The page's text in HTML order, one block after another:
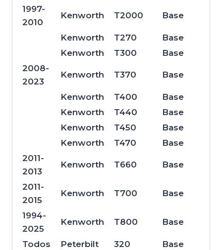
1997-
2010
Kenworth T2000 Base
Kenworth T270
Base
Kenworth
T300
Base
2008-
2023
Kenworth T370 Base
Kenworth T400
Base
Kenworth
T440
Base
Kenworth
T450
Base
Kenworth
T470
Base
2011-
2013
Kenworth T660 Base
2011-
2015
Kenworth T700 Base
1994-
2025
Kenworth T800 Base
Todos Peterbilt 320
Base